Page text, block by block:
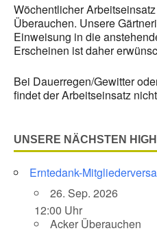
Wöchentlicher
Überauchen. Unsere
Einweisung in die
Erscheinen ist daher
Bei Dauerregen/Gewitter
findet der Arbeitseinsatz
UNSERE NÄCHSTEN
Erntedank-
26. Sep. 2026
12:00 Uhr
Acker Überauchen